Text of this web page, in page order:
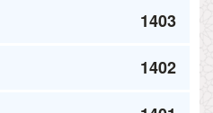
1403
1402